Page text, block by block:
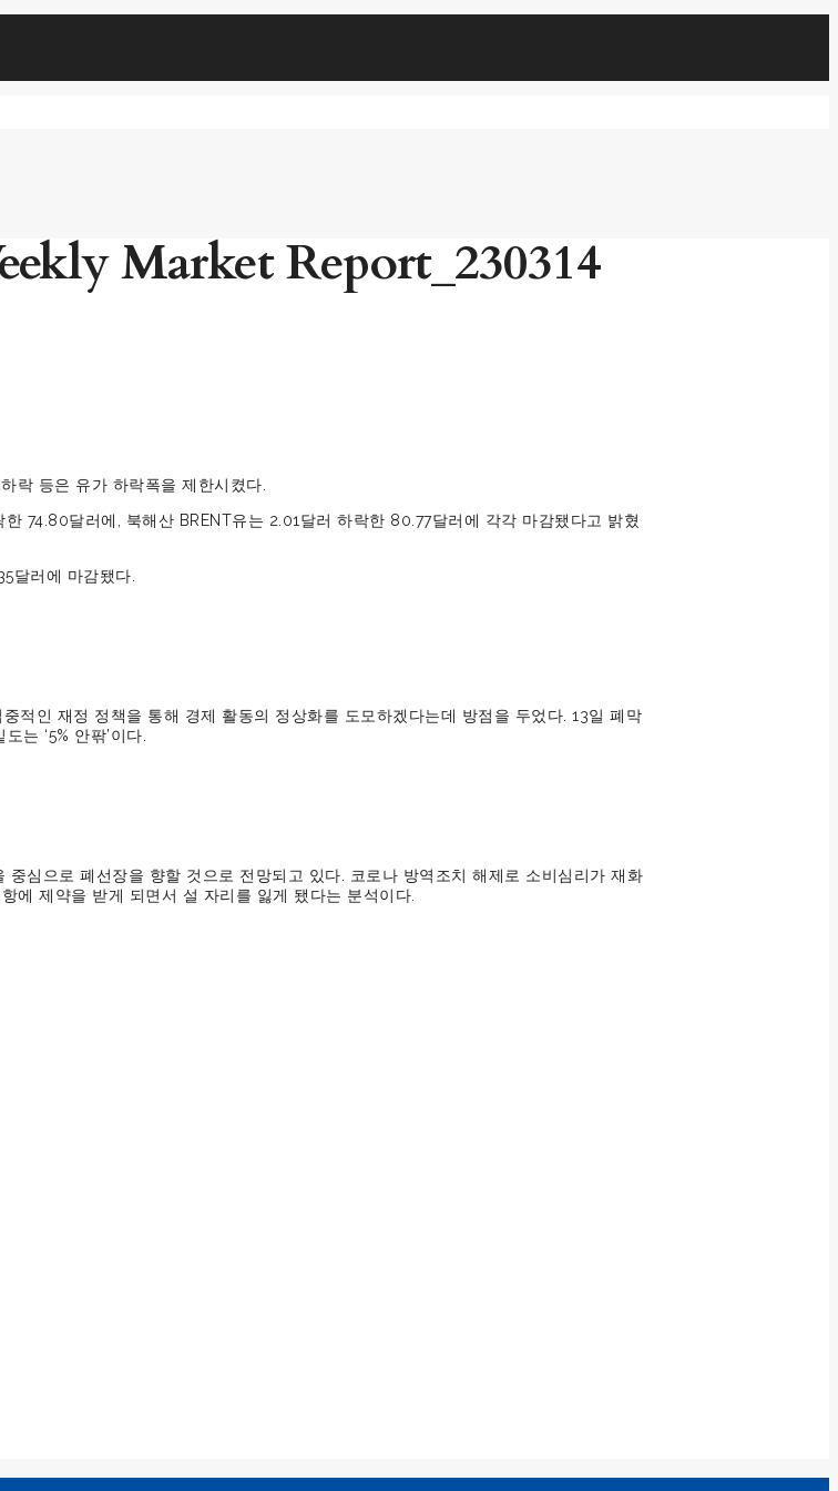
Market Report_230314
락 등은 유가 하락폭을 제한시켰다.
74.80달러에, 북해산 BRENT유는 2.01달러 하락한 80.77달러에 각각 마감됐다고 밝혔
달러에 마감됐다.
적인 재정 정책을 통해 경제 활동의 정상화를 도모하겠다는데 방점을 두었다. 13일 폐막
는 ‘5% 안팎’이다.
심으로 폐선장을 향할 것으로 전망되고 있다. 코로나 방역조치 해제로 소비심리가 재화
에 제약을 받게 되면서 설 자리를 잃게 됐다는 분석이다.